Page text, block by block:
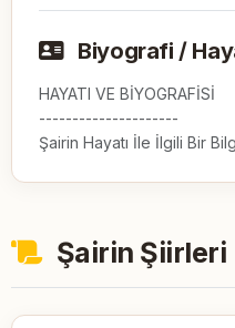
Biyografi /
HAYATI VE BİYOGRAFİSİ
---------------------
Şairin Hayatı İle İlgili Bir
Şairin Şiirleri